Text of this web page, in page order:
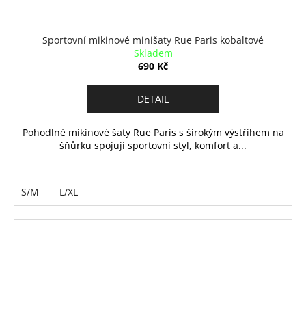
Sportovní mikinové minišaty Rue Paris kobaltové
Skladem
690 Kč
DETAIL
Pohodlné mikinové šaty Rue Paris s širokým výstřihem na
šňůrku spojují sportovní styl, komfort a...
S/M L/XL